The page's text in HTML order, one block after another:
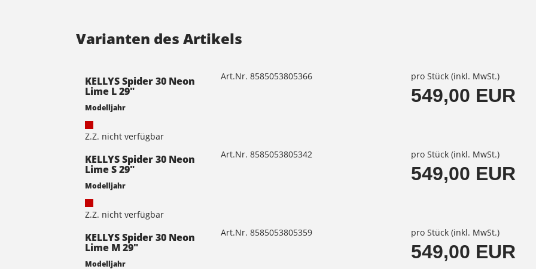
Varianten des Artikels
KELLYS Spider 30 Neon
Lime L 29"
Modelljahr
Z.Z. nicht verfügbar
Art.Nr. 8585053805366 pro Stück (inkl. MwSt.)
549,00 EUR
KELLYS Spider 30 Neon
Lime S 29"
Modelljahr
Z.Z. nicht verfügbar
Art.Nr. 8585053805342 pro Stück (inkl. MwSt.)
549,00 EUR
KELLYS Spider 30 Neon
Lime M 29"
Modelljahr
Art.Nr. 8585053805359 pro Stück (inkl. MwSt.)
549,00 EUR